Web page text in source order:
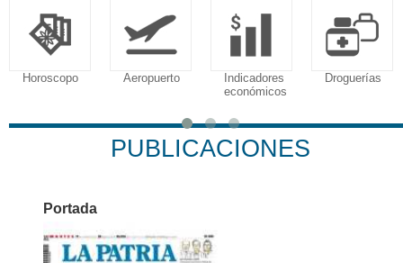
Aeropuerto
Indicadores
económicos
Droguerías
PUBLICACIONES
Portada